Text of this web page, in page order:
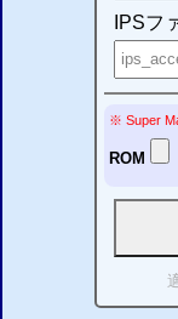
IPSフ
※ Super
ROM